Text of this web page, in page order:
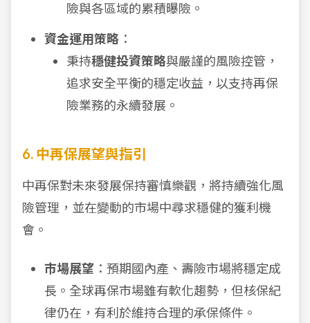
險與各區域的累積曝險。
資金運用策略 ：
秉持穩健投資策略與嚴謹的風險控管，
追求安全平衡的穩定收益，以支持再保
險業務的永續發展。
6. 中再保展望與指引
中再保對未來發展保持審慎樂觀，將持續強化風
險管理，並在變動的市場中尋求穩健的獲利機
會。
市場展望 ：預期國內產、壽險市場將穩定成
長。全球再保市場雖有軟化趨勢，但核保紀
律仍在，有利於維持合理的承保條件。